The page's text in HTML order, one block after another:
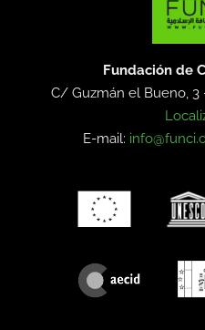
Fundación de
C/ Guzmán el Bueno,
E-mail: